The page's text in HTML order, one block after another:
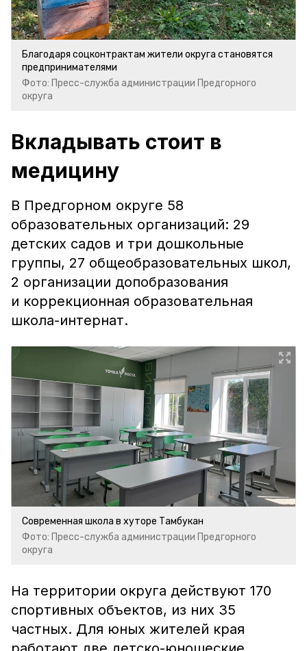
Благодаря соцконтрактам жители округа становятся
предпринимателями
Фото: Пресс-служба администрации Предгорного
округа
Вкладывать стоит в
медицину
В Предгорном округе 58
образовательных организаций: 29
детских садов и три дошкольные
группы, 27 общеобразовательных школ,
2 организации допобразования
и коррекционная образовательная
школа-интернат.
Современная школа в хуторе Тамбукан
Фото: Пресс-служба администрации Предгорного
округа
На территории округа действуют 170
спортивных объектов, из них 35
частных. Для юных жителей края